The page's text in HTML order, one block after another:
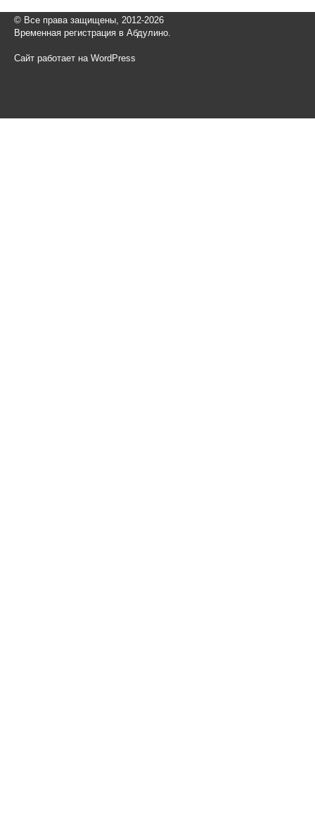
© Все права защищены, 2012-2026
Временная регистрация в Абдулино.
Сайт работает на WordPress